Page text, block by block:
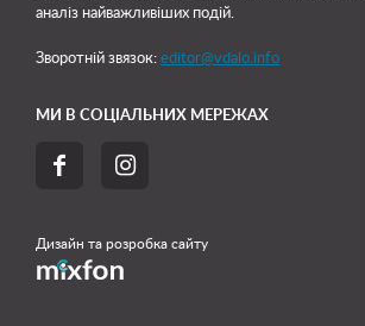
аналіз найважливіших подій.
Зворотній звязок: editor@vdalo.info
МИ В СОЦІАЛЬНИХ МЕРЕЖАХ
 
Дизайн та розробка сайту